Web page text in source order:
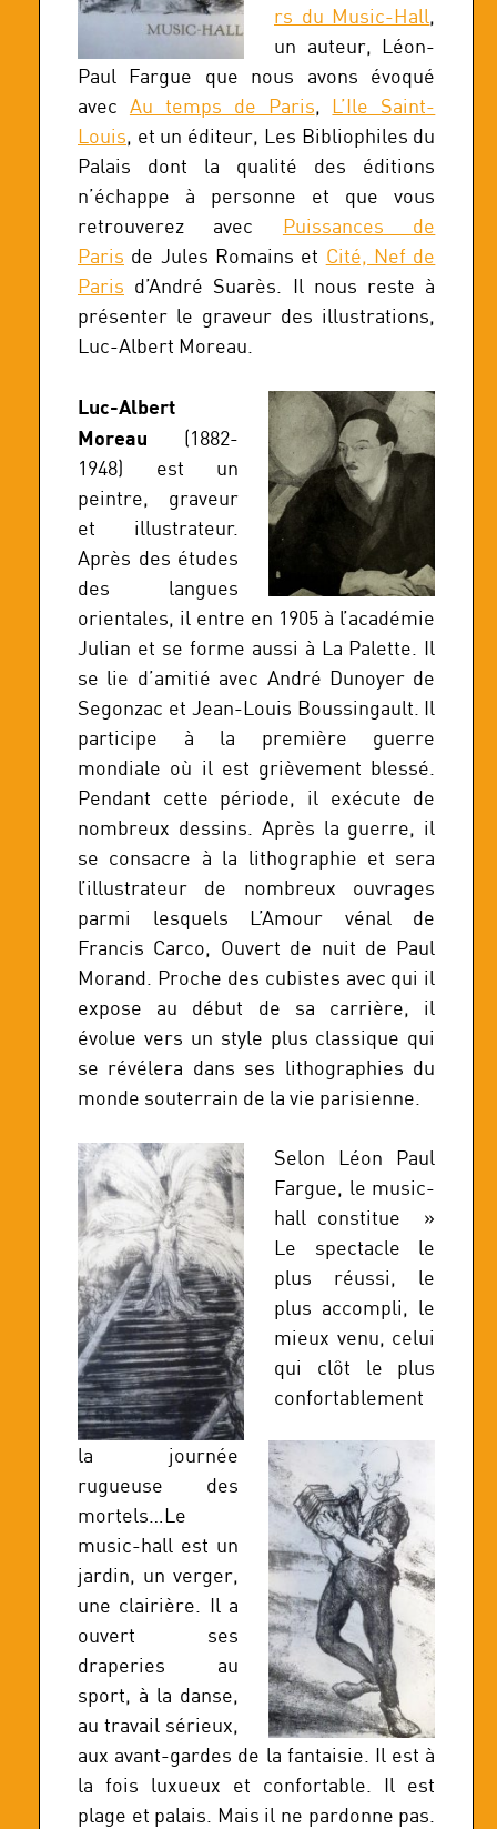
rs du Music-Hall,
un auteur, Léon-
Paul Fargue que nous avons évoqué
avec Au temps de Paris, L’Ile Saint-
Louis, et un éditeur, Les Bibliophiles du
Palais dont la qualité des éditions
n’échappe à personne et que vous
retrouverez avec Puissances de
Paris de Jules Romains et Cité, Nef de
Paris d’André Suarès. Il nous reste à
présenter le graveur des illustrations,
Luc-Albert Moreau.
Luc-Albert
Moreau (1882-
1948) est un
peintre, graveur
et illustrateur.
Après des études
des langues
orientales, il entre en 1905 à l’académie
Julian et se forme aussi à La Palette. Il
se lie d’amitié avec André Dunoyer de
Segonzac et Jean-Louis Boussingault. Il
participe à la première guerre
mondiale où il est grièvement blessé.
Pendant cette période, il exécute de
nombreux dessins. Après la guerre, il
se consacre à la lithographie et sera
l’illustrateur de nombreux ouvrages
parmi lesquels L’Amour vénal de
Francis Carco, Ouvert de nuit de Paul
Morand. Proche des cubistes avec qui il
expose au début de sa carrière, il
évolue vers un style plus classique qui
se révélera dans ses lithographies du
monde souterrain de la vie parisienne.
Selon Léon Paul
Fargue, le music-
hall constitue »
Le spectacle le
plus réussi, le
plus accompli, le
mieux venu, celui
qui clôt le plus
confortablement
la journée
rugueuse des
mortels…Le
music-hall est un
jardin, un verger,
une clairière. Il a
ouvert ses
draperies au
sport, à la danse,
au travail sérieux,
aux avant-gardes de la fantaisie. Il est à
la fois luxueux et confortable. Il est
plage et palais. Mais il ne pardonne pas.